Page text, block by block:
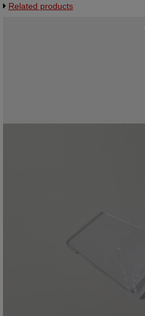
Related products